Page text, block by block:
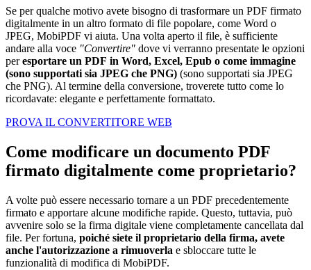
Se per qualche motivo avete bisogno di trasformare un PDF firmato
digitalmente in un altro formato di file popolare, come Word o
JPEG, MobiPDF vi aiuta. Una volta aperto il file, è sufficiente
andare alla voce "Convertire" dove vi verranno presentate le opzioni
peresportare un PDF in Word, Excel, Epub o come immagine
(sono supportati sia JPEG che PNG) (sono supportati sia JPEG
che PNG). Al termine della conversione, troverete tutto come lo
ricordavate: elegante e perfettamente formattato.
PROVA IL CONVERTITORE WEB
Come modificare un documento PDF
firmato digitalmente come proprietario?
A volte può essere necessario tornare a un PDF precedentemente
firmato e apportare alcune modifiche rapide. Questo, tuttavia, può
avvenire solo se la firma digitale viene completamente cancellata dal
file. Per fortuna, poiché siete il proprietario della firma, avete
anche l'autorizzazione a rimuoverla e sbloccare tutte le
funzionalità di modifica di MobiPDF.